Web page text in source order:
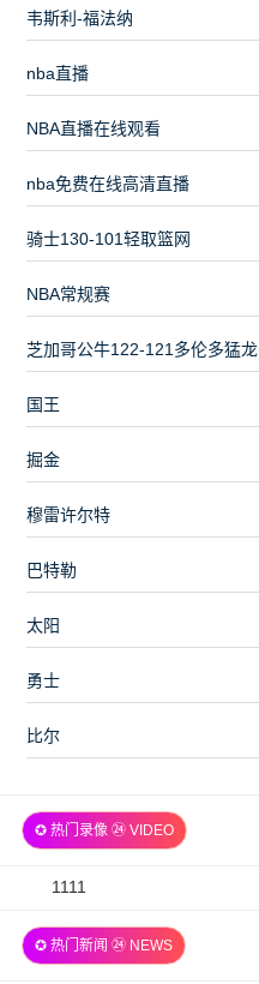
韦斯利-福法纳
nba直播
NBA直播在线观看
nba免费在线高清直播
骑士130-101轻取篮网
NBA常规赛
芝加哥公牛122-121多伦多猛龙
国王
掘金
穆雷许尔特
巴特勒
太阳
勇士
比尔
✪ 热门录像 ㉔ VIDEO
2026-
06
1111
✪ 热门新闻 ㉔ NEWS